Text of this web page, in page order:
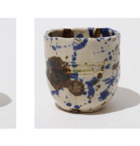
devadurga / field koya cup
(M)
¥3,300
SOLD OUT